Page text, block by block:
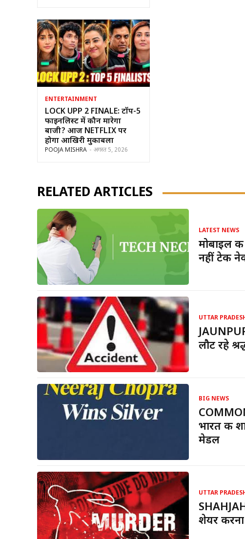
ENTERTAINMENT
LOCK UPP 2 FINALE: टॉप-5
फाइनलिस्ट में कौन मारेगा
बाजी? आज NETFLIX पर
होगा आखिरी मुकाबला
POOJA MISHRA - अगस्त 5, 2026
RELATED ARTICLES
LATEST NEWS
मोबाइल
नहीं टेक
UTTAR
लौट रहे
BIG NEWS
भारत की
मेडल
UTTAR
शेयर